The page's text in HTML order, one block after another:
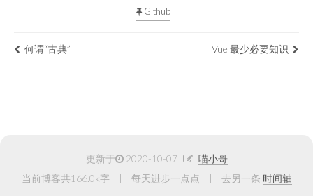
Github
何谓“古典” Vue 最少必要知识
更新于 2020-10-07
喵小哥
当前博客共166.0k字
每天进步一点点 去另一条 时间轴